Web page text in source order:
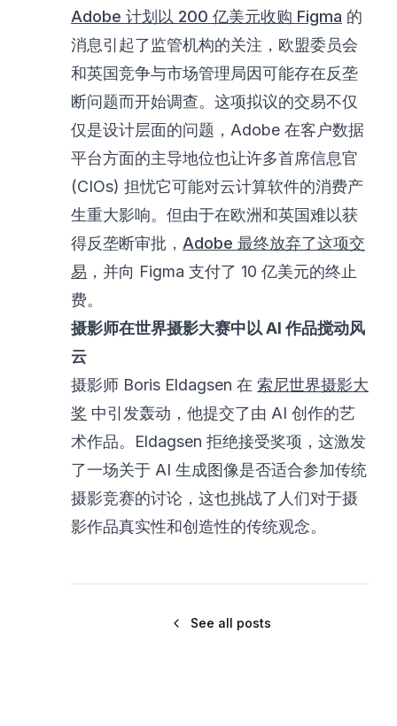
Adobe 计划以 200 亿美元收购 Figma 的
消息引起了监管机构的关注，欧盟委员会
和英国竞争与市场管理局因可能存在反垄
断问题而开始调查。这项拟议的交易不仅
仅是设计层面的问题，Adobe 在客户数据
平台方面的主导地位也让许多首席信息官
(CIOs) 担忧它可能对云计算软件的消费产
生重大影响。但由于在欧洲和英国难以获
得反垄断审批， Adobe 最终放弃了这项交
易 ，并向 Figma 支付了 10 亿美元的终止
费。
摄影师在世界摄影大赛中以 AI 作品搅动风
云
摄影师 Boris Eldagsen 在 索尼世界摄影大
奖 中引发轰动，他提交了由 AI 创作的艺
术作品。Eldagsen 拒绝接受奖项，这激发
了一场关于 AI 生成图像是否适合参加传统
摄影竞赛的讨论，这也挑战了人们对于摄
影作品真实性和创造性的传统观念。
See all posts